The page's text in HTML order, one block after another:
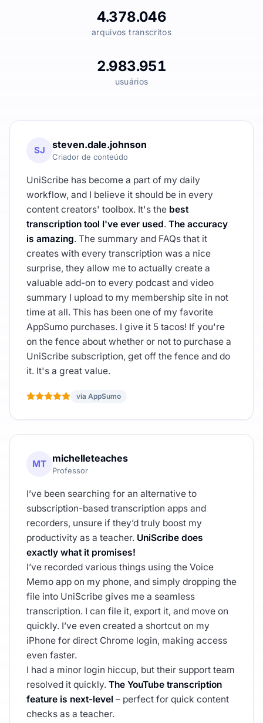
4.378.046
arquivos transcritos
2.983.951
usuários
SJ steven.dale.johnson
Criador de conteúdo
UniScribe has become a part of my daily
workflow, and I believe it should be in every
content creators' toolbox. It's the best
transcription tool I've ever used. The accuracy
is amazing. The summary and FAQs that it
creates with every transcription was a nice
surprise, they allow me to actually create a
valuable add-on to every podcast and video
summary I upload to my membership site in not
time at all. This has been one of my favorite
AppSumo purchases. I give it 5 tacos! If you're
on the fence about whether or not to purchase a
UniScribe subscription, get off the fence and do
it. It's a great value.
via AppSumo
MT michelleteaches
Professor
I’ve been searching for an alternative to
subscription-based transcription apps and
recorders, unsure if they’d truly boost my
productivity as a teacher. UniScribe does
exactly what it promises!
I’ve recorded various things using the Voice
Memo app on my phone, and simply dropping the
file into UniScribe gives me a seamless
transcription. I can file it, export it, and move on
quickly. I’ve even created a shortcut on my
iPhone for direct Chrome login, making access
even faster.
I had a minor login hiccup, but their support team
resolved it quickly. The YouTube transcription
feature is next-level – perfect for quick content
checks as a teacher.